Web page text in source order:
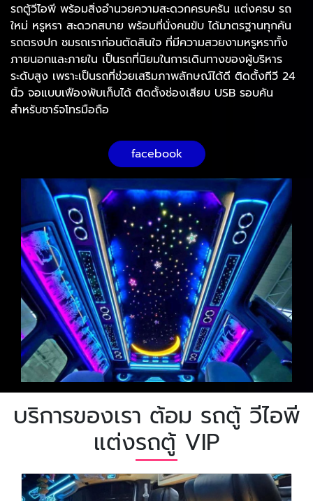
รถตู้วีไอพี พร้อมสิ่งอำนวยความสะดวกครบครัน แต่งครบ รถ
ใหม่ หรูหรา สะดวกสบาย พร้อมที่นั่งคนขับ ได้มาตรฐานทุกคัน
รถตรงปก ชมรถเราก่อนตัดสินใจ ที่มีความสวยงามหรูหราทั้ง
ภายนอกและภายใน เป็นรถที่นิยมในการเดินทางของผู้บริหาร
ระดับสูง เพราะเป็นรถที่ช่วยเสริมภาพลักษณ์ได้ดี ติดตั้งทีวี 24
นิ้ว จอแบบเฟืองพับเก็บได้ ติดตั้งช่องเสียบ USB รอบคัน
สำหรับชาร์จโทรมือถือ
facebook
บริการของเรา ต้อม รถตู้ วีไอพี
แต่งรถตู้ VIP